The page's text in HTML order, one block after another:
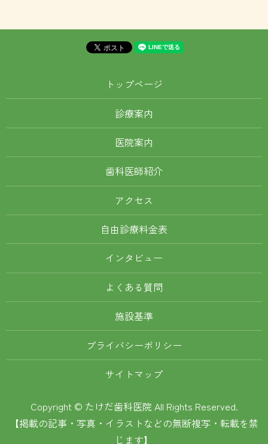
トップページ
診療案内
医院案内
歯科医師紹介
アクセス
自由診療料金表
インタビュー
よくある質問
施設基準
プライバシーポリシー
サイトマップ
Copyright © たけだ歯科医院 All Rights Reserved.
【掲載の記事・写真・イラストなどの無断複写・転載を禁
じます】